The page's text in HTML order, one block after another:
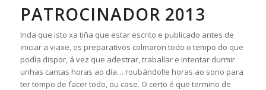
PATROCINADOR 2013
Inda que isto xa tiña que estar escrito e publicado antes de
iniciar a viaxe, os preparativos colmaron todo o tempo do que
podía dispor, á vez que adestrar, traballar e intentar durmir
unhas cantas horas ao día… roubándolle horas ao sono para
ter tempo de facer todo, ou case. O certo é que termino de